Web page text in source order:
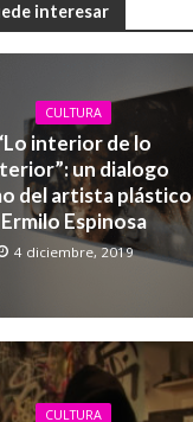
interesar
CULTURA
interior de lo
un dialogo
del artista plástico
Ermilo Espinosa
4 diciembre, 2019
CULTURA